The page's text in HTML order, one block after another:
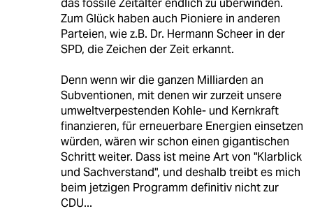
das fossile Zeitalter endlich zu überwinden.
Zum Glück haben auch Pioniere in anderen
Parteien, wie z.B. Dr. Hermann Scheer in der
SPD, die Zeichen der Zeit erkannt.
Denn wenn wir die ganzen Milliarden an
Subventionen, mit denen wir zurzeit unsere
umweltverpestenden Kohle- und Kernkraft
finanzieren, für erneuerbare Energien einsetzen
würden, wären wir schon einen gigantischen
Schritt weiter. Dass ist meine Art von "Klarblick
und Sachverstand", und deshalb treibt es mich
beim jetzigen Programm definitiv nicht zur
CDU...